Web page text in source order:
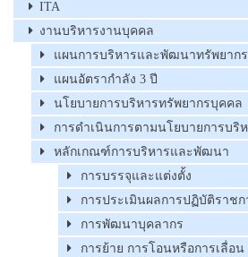
ITA
งานบริหารงานบุคคล
แผนการบริหารและพัฒนาทรัพยาก
แผนอัตรากำลัง 3 ปี
นโยบายการบริหารทรัพยากรบุคคล
การดำเนินการตามนโยบายการบริ
หลักเกณฑ์การบริหารและพัฒนา
การบรรจุและแต่งตั้ง
การประเมินผลการปฏิบัติราชก
การพัฒนาบุคลากร
การย้าย การโอนหรือการเลื่อน